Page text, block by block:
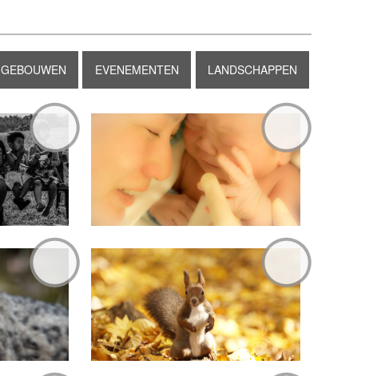
GEBOUWEN EVENEMENTEN LANDSCHAPPEN